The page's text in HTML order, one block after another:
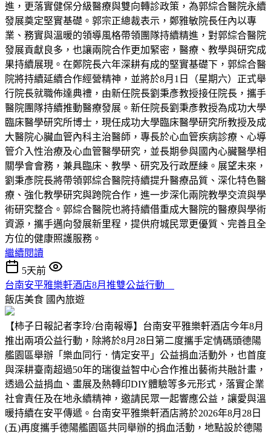
進，更落實健保分級醫療與雙向轉診政策，為郭綜合醫院永續
發展奠定堅實基礎。郭宗正總裁表示，鄭雅敏院長任內以專
業、務實與溫暖的領導風格帶領團隊持續精進，對郭綜合醫院
發展貢獻良多，也讓兩院合作更加緊密，醫療、教學與研究成
果持續展現。在鄭院長六年深耕有成的堅實基礎下，郭綜合醫
院將持續延續合作經營精神，並將於8月1日（星期六）正式舉
行院長就職佈達典禮，由新任院長劉秉彥教授接任院長，攜手
醫院團隊持續推動醫療發展。新任院長劉秉彥教授為成功大學
臨床醫學研究所博士，現任成功大學臨床醫學研究所教授及成
大醫院心臟血管內科主治醫師，專長於心血管疾病診療、心導
管介入性治療及心血管醫學研究，並長期參與國內心臟醫學相
關學會會務，兼具臨床、教學、研究及行政歷練。展望未來，
劉秉彥院長將帶領郭綜合醫院持續提升醫療品質、深化特色醫
療、強化教學研究與跨院合作，進一步深化兩院教學交流與學
術研究整合。郭綜合醫院也將持續借重成大醫院的醫療與學術
資源，攜手邁向發展新里程，提供府城民眾更優質、完善且全
方位的健康照護服務。
繼續閱讀
5天前
台南安平雅樂軒酒店8月推雙公益行動
飯店美食 國內旅遊
【柿子日報記者李玲/台南報導】台南安平雅樂軒酒店今年8月
推出兩項公益行動，除將於8月28日第二度攜手定情碼頭德陽
艦園區舉辦「樂血同行．情定安平」公益捐血活動外，也首度
與深耕臺南超過50年的瑞復益智中心合作推出藝術共融計畫，
透過公益捐血、畫展及熱轉印DIY體驗等多元形式，落實企業
社會責任及在地永續精神，邀請民眾一起響應公益，讓愛與溫
暖持續在安平傳遞。台南安平雅樂軒酒店將於2026年8月28日
(五)再度攜手德陽艦園區共同舉辦的捐血活動，地點設於德陽